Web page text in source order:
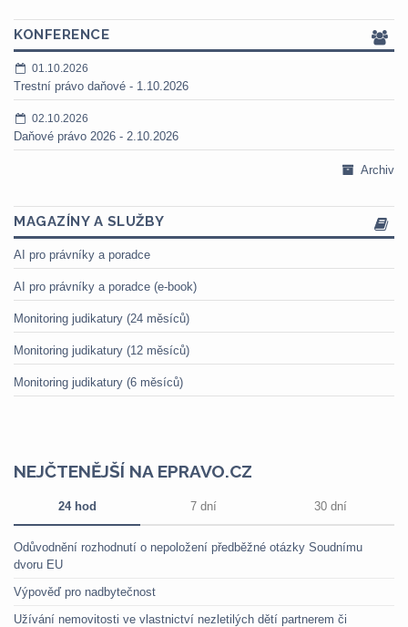
KONFERENCE
01.10.2026
Trestní právo daňové - 1.10.2026
02.10.2026
Daňové právo 2026 - 2.10.2026
Archiv
MAGAZÍNY A SLUŽBY
AI pro právníky a poradce
AI pro právníky a poradce (e-book)
Monitoring judikatury (24 měsíců)
Monitoring judikatury (12 měsíců)
Monitoring judikatury (6 měsíců)
NEJČTENĚJŠÍ NA EPRAVO.CZ
24 hod 7 dní 30 dní
Odůvodnění rozhodnutí o nepoložení předběžné otázky Soudnímu
dvoru EU
Výpověď pro nadbytečnost
Užívání nemovitosti ve vlastnictví nezletilých dětí partnerem či